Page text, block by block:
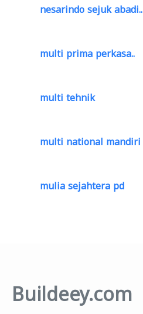
nesarindo sejuk abadi..
multi prima perkasa..
multi tehnik
multi national mandiri
mulia sejahtera pd
Buildeey.com